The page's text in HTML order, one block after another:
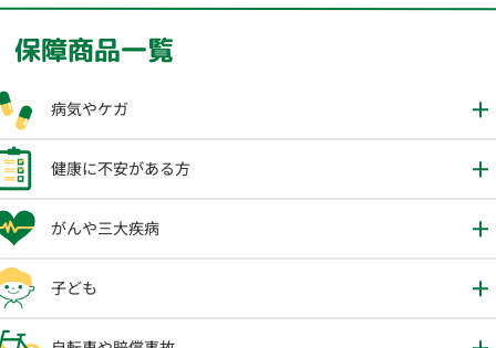
保障商品一覧
病気やケガ
健康に不安がある方
がんや三大疾病
子ども